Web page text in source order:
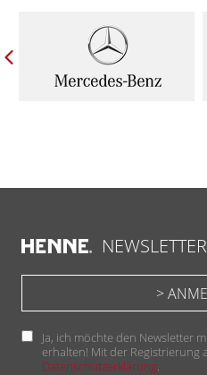
NEWSLETTER
Ja, ich möchte den Newsletter
erhalten! Mit der Registrierung
Datenschutzerklärung.